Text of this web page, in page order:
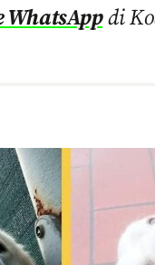
WhatsAppdi